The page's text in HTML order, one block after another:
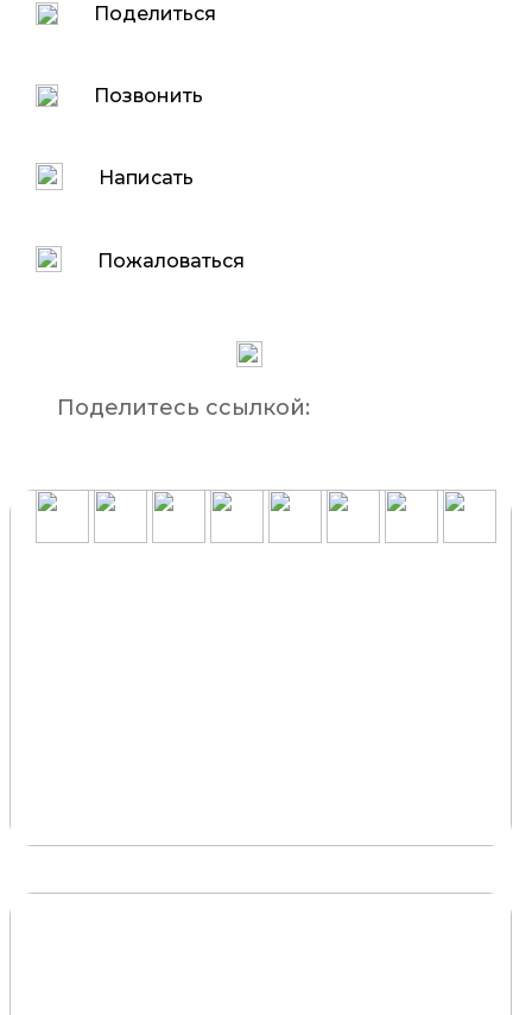
Поделиться
Позвонить
Написать
Пожаловаться
Поделитесь ссылкой: